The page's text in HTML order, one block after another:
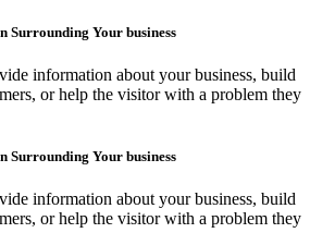
Surrounding Your business
information about your business, build
or help the visitor with a problem they
Surrounding Your business
information about your business, build
or help the visitor with a problem they